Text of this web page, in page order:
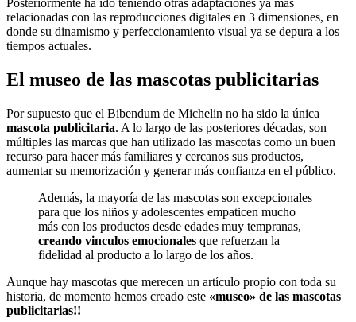
Posteriormente ha ido teniendo otras adaptaciones ya más
relacionadas con las reproducciones digitales en 3 dimensiones, en
donde su dinamismo y perfeccionamiento visual ya se depura a los
tiempos actuales.
El museo de las mascotas publicitarias
Por supuesto que el Bibendum de Michelin no ha sido la única
mascota publicitaria. A lo largo de las posteriores décadas, son
múltiples las marcas que han utilizado las mascotas como un buen
recurso para hacer más familiares y cercanos sus productos,
aumentar su memorización y generar más confianza en el público.
Además, la mayoría de las mascotas son excepcionales
para que los niños y adolescentes empaticen mucho
más con los productos desde edades muy tempranas,
creando vinculos emocionales que refuerzan la
fidelidad al producto a lo largo de los años.
Aunque hay mascotas que merecen un artículo propio con toda su
historia, de momento hemos creado este «museo» de las mascotas
publicitarias!!